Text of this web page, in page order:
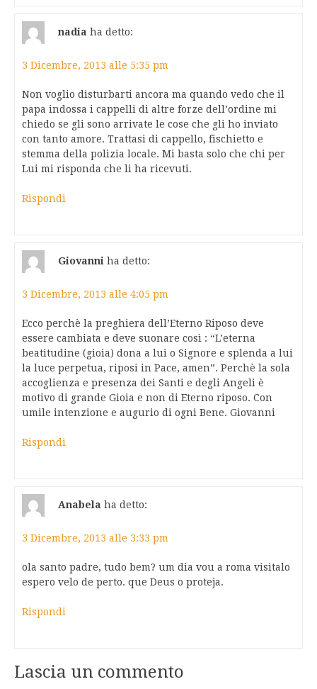
nadia ha detto:
3 Dicembre, 2013 alle 5:35 pm
Non voglio disturbarti ancora ma quando vedo che il
papa indossa i cappelli di altre forze dell’ordine mi
chiedo se gli sono arrivate le cose che gli ho inviato
con tanto amore. Trattasi di cappello, fischietto e
stemma della polizia locale. Mi basta solo che chi per
Lui mi risponda che li ha ricevuti.
Rispondi
Giovanni ha detto:
3 Dicembre, 2013 alle 4:05 pm
Ecco perchè la preghiera dell’Eterno Riposo deve
essere cambiata e deve suonare così : “L’eterna
beatitudine (gioia) dona a lui o Signore e splenda a lui
la luce perpetua, riposi in Pace, amen”. Perchè la sola
accoglienza e presenza dei Santi e degli Angeli è
motivo di grande Gioia e non di Eterno riposo. Con
umile intenzione e augurio di ogni Bene. Giovanni
Rispondi
Anabela ha detto:
3 Dicembre, 2013 alle 3:33 pm
ola santo padre, tudo bem? um dia vou a roma visitalo
espero velo de perto. que Deus o proteja.
Rispondi
Lascia un commento